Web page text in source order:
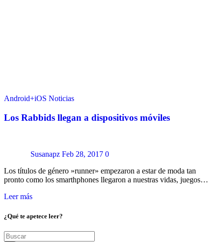
Android+iOS Noticias
Los Rabbids llegan a dispositivos móviles
Susanapz Feb 28, 2017 0
Los títulos de género »runner» empezaron a estar de moda tan
pronto como los smarthphones llegaron a nuestras vidas, juegos…
Leer más
¿Qué te apetece leer?